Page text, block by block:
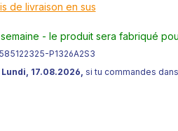
de livraison en sus
- le produit sera fabriqué
585122325-P1326A2S3
17.08.2026, si tu commandes